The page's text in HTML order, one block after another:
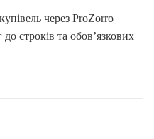
через ProZorro
строків та обов’язкових